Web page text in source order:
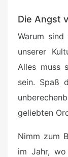
Die Angst
Warum
unserer
Alles muss
sein. Spaß
geliebten
Nimm zum
im Jahr,